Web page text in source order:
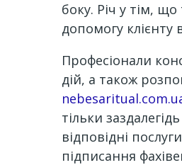
боку. Річ у тім,
допомогу
Професіонали
дій, а також
тільки
відповідні
підписання